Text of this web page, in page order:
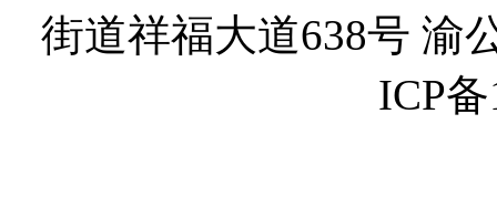
街道祥福大道638号 渝
ICP